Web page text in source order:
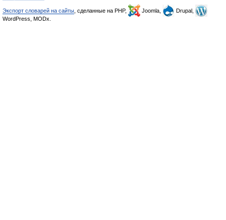
Экспорт словарей на сайты , сделанные на PHP, Joomla,
Drupal,
WordPress, MODx.